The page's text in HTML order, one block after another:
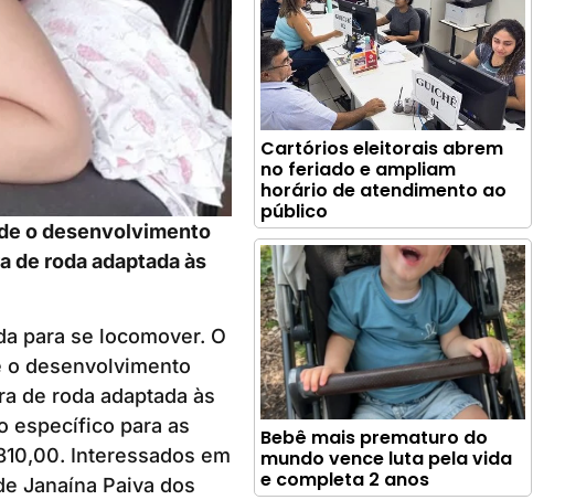
o desenvolvimento
de roda adaptada às
para se locomover. O
o desenvolvimento
de roda adaptada às
específico para as
Interessados em
Janaína Paiva dos
Cartórios eleitorais abrem
no feriado e ampliam
horário de atendimento ao
público
Bebê mais prematuro do
mundo vence luta pela vida
e completa 2 anos